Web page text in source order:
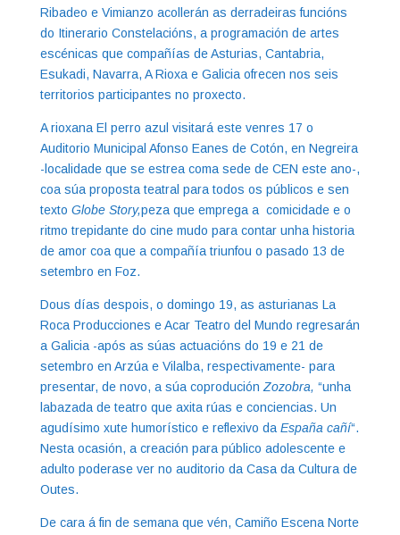
Ribadeo e Vimianzo acollerán as derradeiras funcións
do Itinerario Constelacións, a programación de artes
escénicas que compañías de Asturias, Cantabria,
Esukadi, Navarra, A Rioxa e Galicia ofrecen nos seis
territorios participantes no proxecto.
A rioxana El perro azul visitará este venres 17 o
Auditorio Municipal Afonso Eanes de Cotón, en Negreira
-localidade que se estrea coma sede de CEN este ano-,
coa súa proposta teatral para todos os públicos e sen
texto Globe Story,peza que emprega a comicidade e o
ritmo trepidante do cine mudo para contar unha historia
de amor coa que a compañía triunfou o pasado 13 de
setembro en Foz.
Dous días despois, o domingo 19, as asturianas La
Roca Producciones e Acar Teatro del Mundo regresarán
a Galicia -após as súas actuacións do 19 e 21 de
setembro en Arzúa e Vilalba, respectivamente- para
presentar, de novo, a súa coprodución Zozobra, “unha
labazada de teatro que axita rúas e conciencias. Un
agudísimo xute humorístico e reflexivo daEspaña cañí“.
Nesta ocasión, a creación para público adolescente e
adulto poderase ver no auditorio da Casa da Cultura de
Outes.
De cara á fin de semana que vén, Camiño Escena Norte